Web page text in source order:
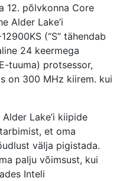
12. põlvkonna Core
Alder Lake’i
(“S” tähendab
24 keermega
tuuma) protsessor,
on 300 MHz kiirem. kui
Lake’i kiipide
et oma
välja pigistada.
palju võimsust, kui
Inteli